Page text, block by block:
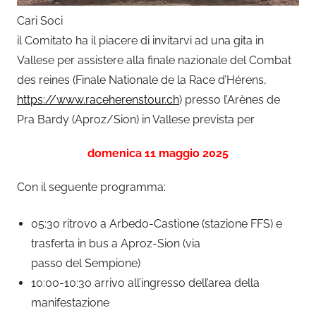
Cari Soci
il Comitato ha il piacere di invitarvi ad una gita in
Vallese per assistere alla finale nazionale del Combat
des reines (Finale Nationale de la Race d’Hérens,
https://www.raceherenstour.ch) presso l’Arènes de
Pra Bardy (Aproz/Sion) in Vallese prevista per
domenica 11 maggio 2025
Con il seguente programma:
05:30 ritrovo a Arbedo-Castione (stazione FFS) e
trasferta in bus a Aproz-Sion (via
passo del Sempione)
10:00-10:30 arrivo all’ingresso dell’area della
manifestazione